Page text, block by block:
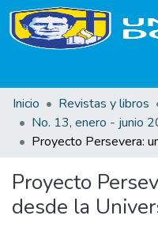
Inicio
Revistas y libros
No. 13, enero - junio
Proyecto
desde la